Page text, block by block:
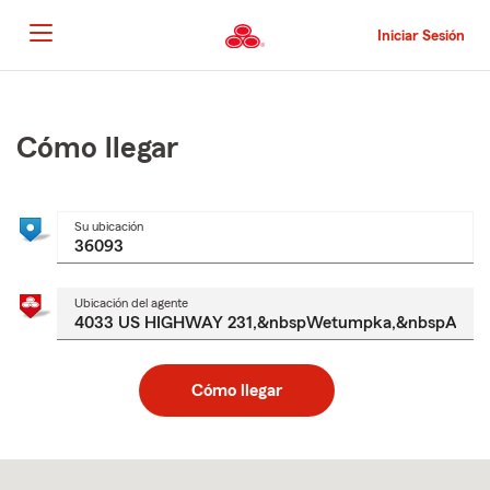
al
contenido
principal
Iniciar Sesión
principal
Cómo llegar
Su ubicación
Ubicación del agente
Cómo llegar
to